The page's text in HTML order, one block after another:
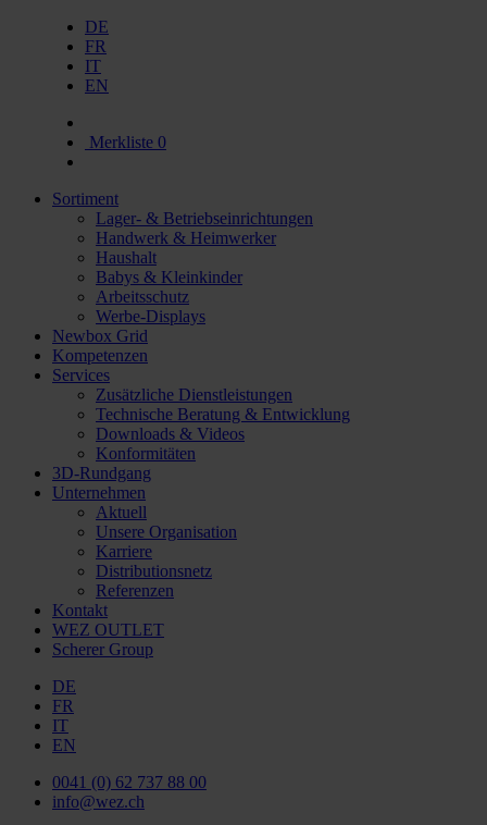
DE
FR
IT
EN
Merkliste 0
Sortiment
Lager- & Betriebseinrichtungen
Handwerk & Heimwerker
Haushalt
Babys & Kleinkinder
Arbeitsschutz
Werbe-Displays
Newbox Grid
Kompetenzen
Services
Zusätzliche Dienstleistungen
Technische Beratung & Entwicklung
Downloads & Videos
Konformitäten
3D-Rundgang
Unternehmen
Aktuell
Unsere Organisation
Karriere
Distributionsnetz
Referenzen
Kontakt
WEZ OUTLET
Scherer Group
DE
FR
IT
EN
0041 (0) 62 737 88 00
info@wez.ch